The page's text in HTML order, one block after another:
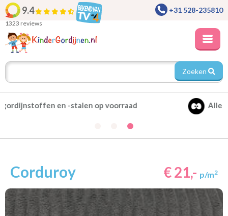
9.4
1323 reviews
+31 528-235810
Zoeken
Alle gordijnen verduisterend leverbaar
Corduroy € 21,- p/m2